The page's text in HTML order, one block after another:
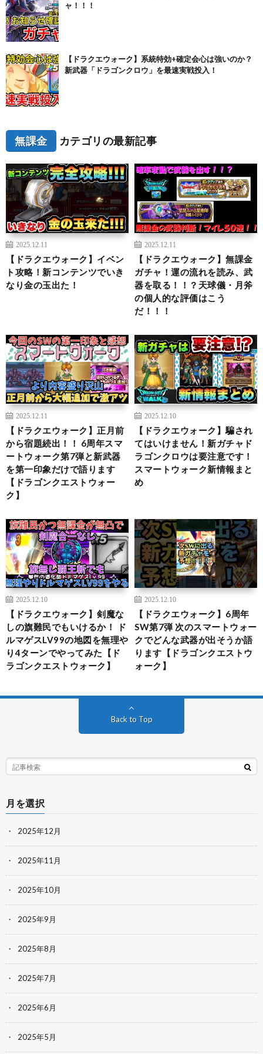
ャ！！！
【ドラクエウォーク】系統特効+確定会心は強いのか？
新武器「ドラゴンクロウ」を最速実戦投入！
無課金 カテゴリの最新記事
2025.12.11
【ドラクエウォーク】イベン
ト攻略！新コンテンツでいき
なり金の玉出た！
2025.12.11
【ドラクエウォーク】無課金
ガチャ！運の流れを読み、武
器を取る！！？天球儀・月斧
の個人的な評価はこう
だ！！！
2025.12.11
【ドラクエウォーク】正月前
から宿題続出！！ 6周年スマ
ートウォーク第7弾と新武器
を第一印象だけで語ります
【ドラゴンクエストウォー
ク】
2025.12.10
【ドラクエウォーク】騙され
てはいけません！新ガチャド
ラゴンクロウは要注意です！
スマートウォーク新情報まと
め
2025.12.10
【ドラクエウォーク】剣魔な
しの旗難民でもいけるか！ ド
ルマゲスLV99の地図を無理や
り4ターンでやってみた【ド
ラゴンクエストウォーク】
2025.12.10
【ドラクエウォーク】6周年
SW第7弾 次のスマートウォー
クでどんな武器が出そうか語
ります【ドラゴンクエストウ
ォーク】
Back to Top
月を選択
2025年12月
2025年11月
2025年10月
2025年9月
2025年8月
2025年7月
2025年6月
2025年5月